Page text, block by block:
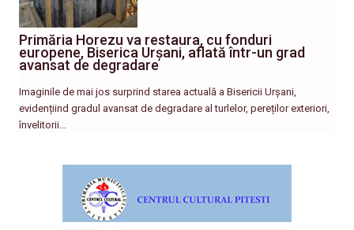
Primăria Horezu va restaura, cu fonduri
europene, Biserica Urșani, aflată într-un grad
avansat de degradare
Imaginile de mai jos surprind starea actuală a Bisericii Urșani,
evidențiind gradul avansat de degradare al turlelor, pereților exteriori,
învelitorii…